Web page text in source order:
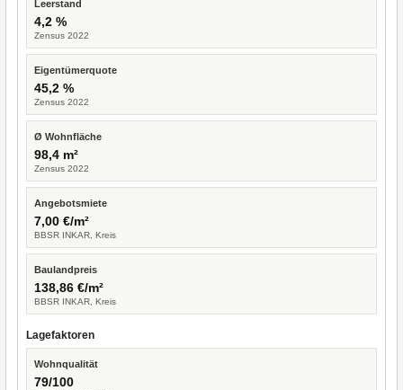
Leerstand
4,2 %
Zensus 2022
Eigentümerquote
45,2 %
Zensus 2022
Ø Wohnfläche
98,4 m²
Zensus 2022
Angebotsmiete
7,00 €/m²
BBSR INKAR, Kreis
Baulandpreis
138,86 €/m²
BBSR INKAR, Kreis
Lagefaktoren
Wohnqualität
79/100